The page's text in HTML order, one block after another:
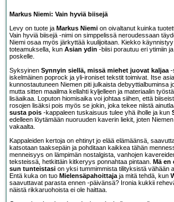
Markus Niemi: Vain hyviä biisejä
Levy on tuote ja Markus Niemi on oivaltanut kuinka
Vain hyviä biisejä -nimi on simppelissä neroudessaan
Niemi osaa myös järkyttää kuulijoitaan. Kiekko käynnistyy
toteamuksella, kun Asian ydin -biisi porautuu eri ytimiin
poskelle.
Syksyinen Synnyin siellä, missä miehet juovat kaljaa -
iskelmäinen poprock ja yli-ironiset tekstit toimivat. Itse
kunnostautuneen Niemen piti julkaista debyyttialbuminsa
mutta sitten maailma kellahti kyljelleen ja materiaalin
lisäaikaa. Loputon hiomisaika voi johtaa siihen, että
rosojen lisäksi pois myös se jokin, joka tekee niistä
susta pois -kappaleen tuskaisuus tulee yhä iholle ja kun
edelleen löytämään nuoruuden kaverin liekit, joten
vakaalta.
Kappaleiden kertoja on ehtinyt jo elää elämäänsä,
katsotaan taaksepäin ja pohditaan kaikkea tähän
menneisyys on lämpimän nostalgista, vanhojen
teksteissä, hetkittäin kitkeryys ponnahtaa pintaan. Mä en
sun tunteistasi on yksi tummimmista tilityksistä vähään
Entä kuka on tuo Mielensäpahoittaja ja mitä tehdä, kun
saavuttavat parasta ennen -päivänsä? Ironia kukkii
näistä rikkaruohoista ei ole haittaa.